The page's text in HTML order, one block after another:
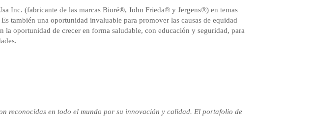
Inc. (fabricante de las marcas Bioré®, John Frieda® y Jergens®) en temas
también una oportunidad invaluable para promover las causas de equidad
oportunidad de crecer en forma saludable, con educación y seguridad, para
reconocidas en todo el mundo por su innovación y calidad. El portafolio de